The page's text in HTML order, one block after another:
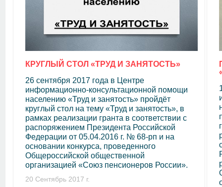
КРУГЛЫЙ СТОЛ «ТРУД И ЗАНЯТОСТЬ»
26 сентября 2017 года в Центре
информационно-консультационной помощи
населению «Труд и занятость» пройдёт
круглый стол на тему «Труд и занятость», в
рамках реализации гранта в соответствии с
распоряжением Президента Российской
Федерации от 05.04.2016 г. № 68-рп и на
основании конкурса, проведенного
Общероссийской общественной
организацией «Союз пенсионеров России».
20 Сентябрь 2017 г.